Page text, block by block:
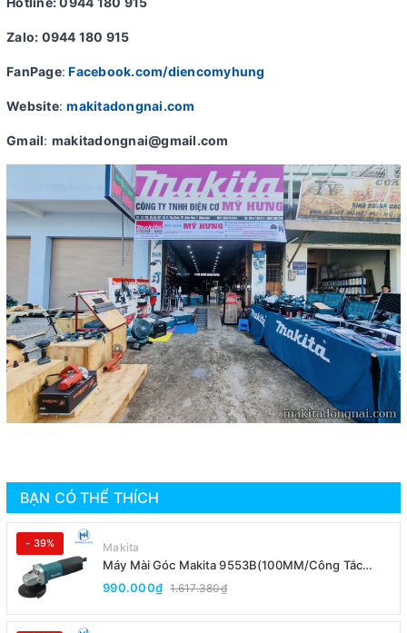
Zalo: 0944 180 915
FanPage: Facebook.com/diencomyhung
Website:makitadongnai.com
Gmail: makitadongnai@gmail.com
BẠN CÓ THỂ THÍCH
- 39% Makita
Máy Mài Góc Makita 9553B(100MM/Công Tắc
Đuôi)
990.000₫ 1.617.380₫